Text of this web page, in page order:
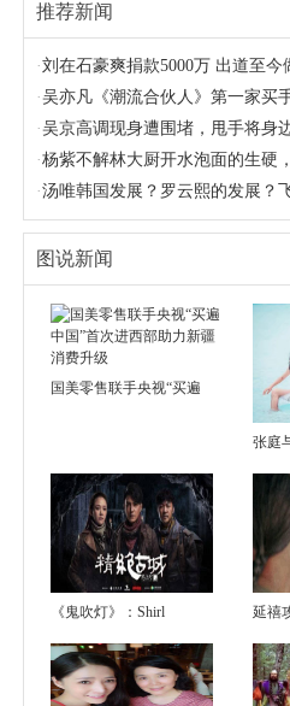
推荐新闻
·刘在石豪爽捐款5000万 出道至今
·吴亦凡《潮流合伙人》第一家买
·吴京高调现身遭围堵，甩手将身
·杨紫不解林大厨开水泡面的生硬
·汤唯韩国发展？罗云熙的发展？
图说新闻
国美零售联手央视“买遍
张庭
《鬼吹灯》：Shirl 延禧